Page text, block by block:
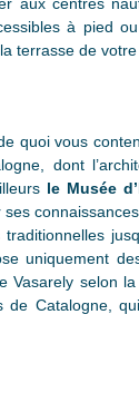
à pied
terrasse de votre
quoi vous
dont
le Musée
uniquement
Vasarely selon
Catalogne,